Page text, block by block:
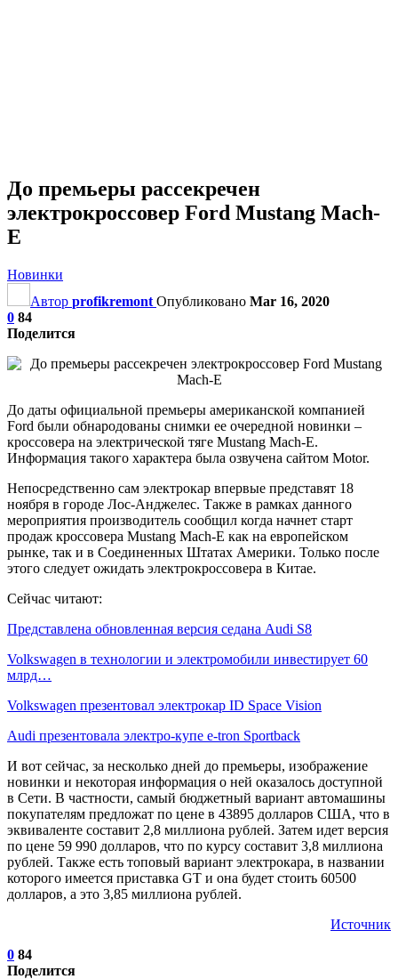
До премьеры рассекречен
электрокроссовер Ford Mustang Mach-
E
Новинки
Автор profikremont Опубликовано Mar 16, 2020
0 84
Поделится
До даты официальной премьеры американской компанией
Ford были обнародованы снимки ее очередной новинки –
кроссовера на электрической тяге Mustang Mach-E.
Информация такого характера была озвучена сайтом Motor.
Непосредственно сам электрокар впервые представят 18
ноября в городе Лос-Анджелес. Также в рамках данного
мероприятия производитель сообщил когда начнет старт
продаж кроссовера Mustang Mach-E как на европейском
рынке, так и в Соединенных Штатах Америки. Только после
этого следует ожидать электрокроссовера в Китае.
Сейчас читают:
Представлена обновленная версия седана Audi S8
Volkswagen в технологии и электромобили инвестирует 60
млрд…
Volkswagen презентовал электрокар ID Space Vision
Audi презентовала электро-купе e-tron Sportback
И вот сейчас, за несколько дней до премьеры, изображение
новинки и некоторая информация о ней оказалось доступной
в Сети. В частности, самый бюджетный вариант автомашины
покупателям предложат по цене в 43895 долларов США, что в
эквиваленте составит 2,8 миллиона рублей. Затем идет версия
по цене 59 990 долларов, что по курсу составит 3,8 миллиона
рублей. Также есть топовый вариант электрокара, в названии
которого имеется приставка GT и она будет стоить 60500
долларов, а это 3,85 миллиона рублей.
Источник
0 84
Поделится